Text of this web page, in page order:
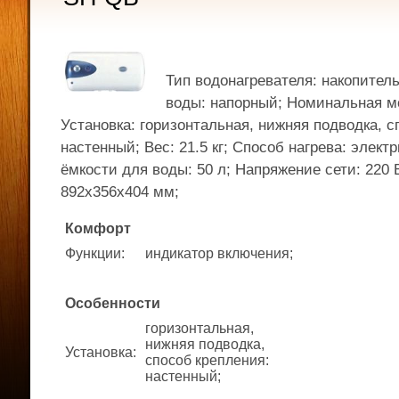
Тип водонагревателя:
воды: напорный; Номинальная
Установка: горизонтальная, нижняя подводка,
настенный; Вес: 21.5 кг; Способ нагрева:
ёмкости для воды: 50 л; Напряжение сети:
892x356x404 мм;
Комфорт
Функции: индикатор включения;
Особенности
Установка:
горизонтальная,
нижняя подводка,
способ крепления:
настенный;